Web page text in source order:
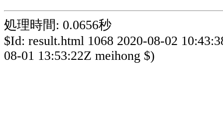
処理時間: 0.0656秒
$Id: result.html 1068 2020-08-02
08-01 13:53:22Z meihong $)